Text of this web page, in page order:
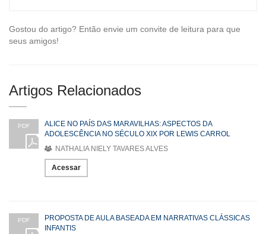
Gostou do artigo? Então envie um convite de leitura para que
seus amigos!
Artigos Relacionados
PDF
ALICE NO PAÍS DAS MARAVILHAS: ASPECTOS DA
ADOLESCÊNCIA NO SÉCULO XIX POR LEWIS CARROL
NATHALIA NIELY TAVARES ALVES
Acessar
PDF
PROPOSTA DE AULA BASEADA EM NARRATIVAS CLÁSSICAS
INFANTIS